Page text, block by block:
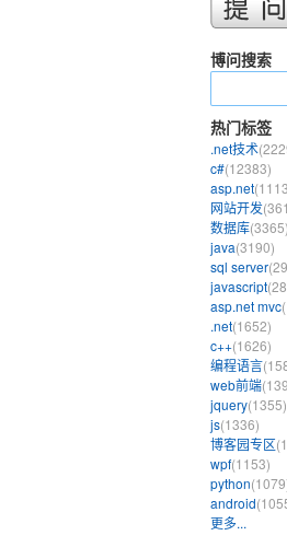
博问搜索
热门标签
.net技术
c#(12383)
asp.net
网站开发
数据库(3365)
java(3190)
sql server
javascript
asp.net mvc
.net(1652)
c++(1626)
编程语言
web前端
jquery(1355)
js(1336)
博客园专区
wpf(1153)
python
android
更多...